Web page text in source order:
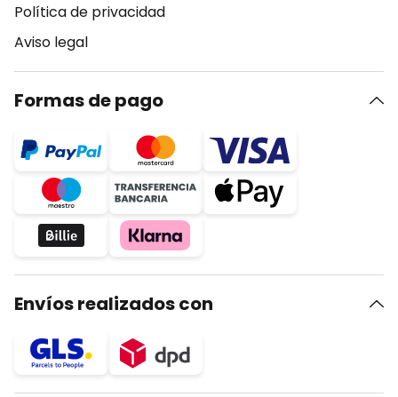
Política de privacidad
Aviso legal
Formas de pago
Envíos realizados con